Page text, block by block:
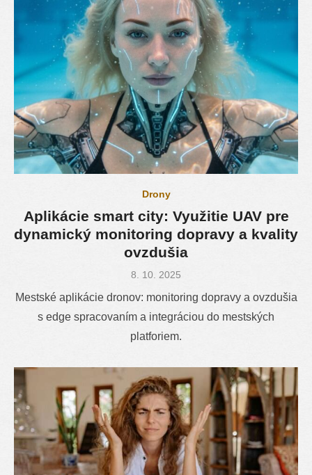
Drony
Aplikácie smart city: Využitie UAV pre
dynamický monitoring dopravy a kvality
ovzdušia
Posted
8. 10. 2025
Mestské aplikácie dronov: monitoring dopravy a ovzdušia
s edge spracovaním a integráciou do mestských
platforiem.